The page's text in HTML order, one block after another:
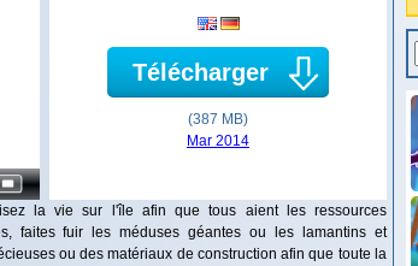
Télécharger
(387 MB)
Mar 2014
la vie sur l'île afin que tous aient les ressources
faites fuir les méduses géantes ou les lamantins et
ou des matériaux de construction afin que toute la